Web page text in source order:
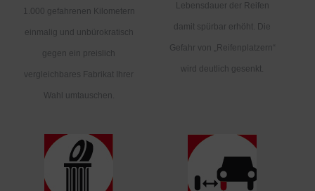
1.000 gefahrenen Kilometern
einmalig und unbürokratisch
gegen ein preislich
vergleichbares Fabrikat Ihrer
Wahl umtauschen.
Lebensdauer der Reifen
damit spürbar erhöht. Die
Gefahr von „Reifenplatzern“
wird deutlich gesenkt.